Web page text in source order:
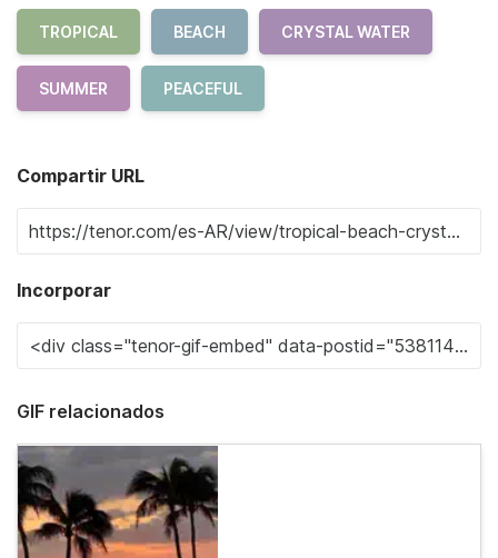
TROPICAL BEACH CRYSTAL WATER
SUMMER PEACEFUL
Compartir URL
Incorporar
GIF relacionados